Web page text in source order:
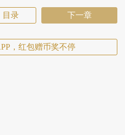
目录 下一章
，红包赠币奖不停